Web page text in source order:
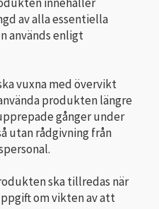
av alla essentiella
används enligt
vuxna med övervikt
produkten längre
gånger under
utan rådgivning från
ska tillredas när
om vikten av att